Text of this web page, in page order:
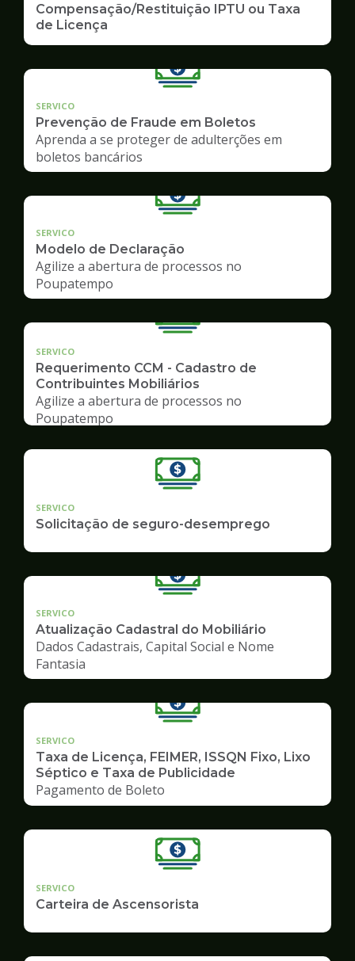
Compensação/Restituição IPTU ou Taxa
de Licença
SERVICO
Prevenção de Fraude em Boletos
Aprenda a se proteger de adulterções em
boletos bancários
SERVICO
Modelo de Declaração
Agilize a abertura de processos no
Poupatempo
SERVICO
Requerimento CCM - Cadastro de
Contribuintes Mobiliários
Agilize a abertura de processos no
Poupatempo
SERVICO
Solicitação de seguro-desemprego
SERVICO
Atualização Cadastral do Mobiliário
Dados Cadastrais, Capital Social e Nome
Fantasia
SERVICO
Taxa de Licença, FEIMER, ISSQN Fixo, Lixo
Séptico e Taxa de Publicidade
Pagamento de Boleto
SERVICO
Carteira de Ascensorista